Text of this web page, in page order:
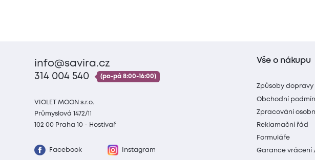
info@savira.cz
314 004 540
(po-pá 8:00-16:00)
VIOLET MOON s.r.o.
Průmyslová 1472/11
102 00 Praha 10 - Hostivař
Facebook Instagram
Vše o nákupu
Způsoby dopravy
Obchodní
Zpracování
Reklamační řád
Formuláře
Garance vrácení